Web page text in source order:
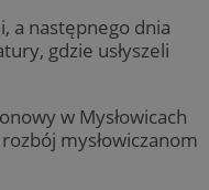
a następnego dnia
gdzie usłyszeli
w Mysłowicach
mysłowiczanom